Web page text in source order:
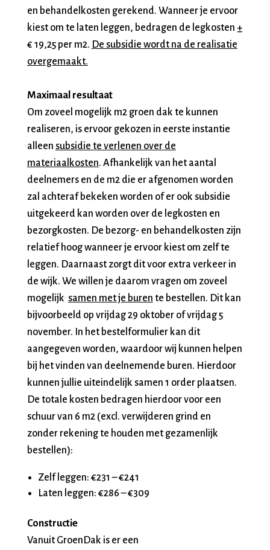
en behandelkosten gerekend. Wanneer je ervoor
kiest om te laten leggen, bedragen de legkosten ±
€ 19,25 per m2. De subsidie wordt na de realisatie
overgemaakt.
Maximaal resultaat
Om zoveel mogelijk m2 groen dak te kunnen
realiseren, is ervoor gekozen in eerste instantie
alleen subsidie te verlenen over de
materiaalkosten. Afhankelijk van het aantal
deelnemers en de m2 die er afgenomen worden
zal achteraf bekeken worden of er ook subsidie
uitgekeerd kan worden over de legkosten en
bezorgkosten. De bezorg- en behandelkosten zijn
relatief hoog wanneer je ervoor kiest om zelf te
leggen. Daarnaast zorgt dit voor extra verkeer in
de wijk. We willen je daarom vragen om zoveel
mogelijk samen met je buren te bestellen. Dit kan
bijvoorbeeld op vrijdag 29 oktober of vrijdag 5
november. In het bestelformulier kan dit
aangegeven worden, waardoor wij kunnen helpen
bij het vinden van deelnemende buren. Hierdoor
kunnen jullie uiteindelijk samen 1 order plaatsen.
De totale kosten bedragen hierdoor voor een
schuur van 6 m2 (excl. verwijderen grind en
zonder rekening te houden met gezamenlijk
bestellen):
Zelf leggen: €231 – €241
Laten leggen: €286 – €309
Constructie
Vanuit GroenDak is er een